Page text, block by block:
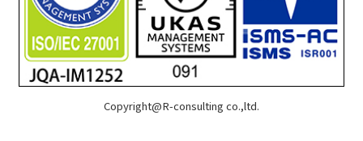
Copyright@R-consulting co.,ltd.